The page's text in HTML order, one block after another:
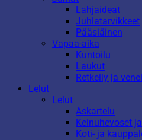
Lahjaideat
Juhlatarvikkeet
Pääsiäinen
Vapaa-aika
Kuntoilu
Laukut
Retkeily ja
Lelut
Lelut
Askartelu
Keinuhevoset
Koti- ja